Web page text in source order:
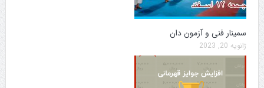
سمینار فنی و آزمون دان
ژانویه 20, 2023